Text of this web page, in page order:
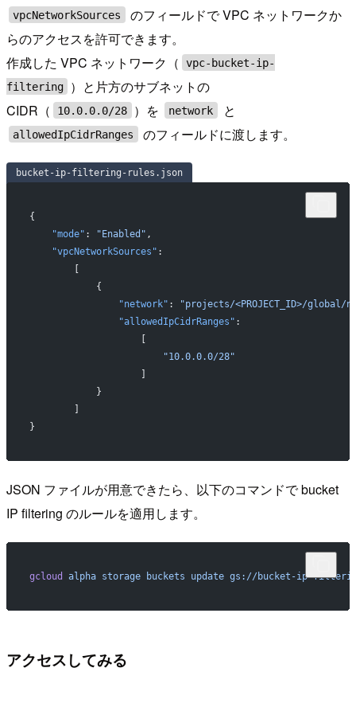
vpcNetworkSources
のフィールドで VPC ネットワークか
らのアクセスを許可できます。
作成した VPC ネットワーク（
vpc-bucket-ip-
filtering
）と片方のサブネットの
CIDR（
10.0.0.0/28 ）を network と
allowedIpCidrRanges のフィールドに渡します。
bucket-ip-filtering-rules.json
{
    "mode"
: "Enabled" ,
    "vpcNetworkSources"
:
            {
                "network"
:
"projects/<PROJECT_ID>/
                "allowedIpCidrRanges"
:
                        "10.0.0.0/28"
            }
}
JSON ファイルが用意できたら、以下のコマンドで bucket
IP filtering のルールを適用します。
gcloud alpha storage buckets update gs://bucket-ip-
アクセスしてみる